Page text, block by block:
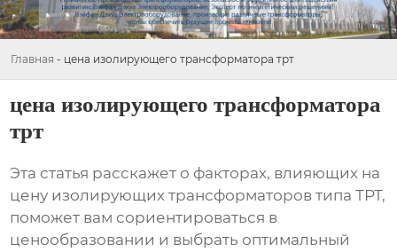
Главная - цена изолирующего трансформатора трт
цена изолирующего трансформатора
трт
Эта статья расскажет о факторах, влияющих на
цену изолирующих трансформаторов типа ТРТ,
поможет вам сориентироваться в
ценообразовании и выбрать оптимальный